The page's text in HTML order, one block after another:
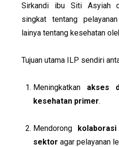
Sirkandi ibu Siti Asyiah
singkat tentang
lainya tentang kesehatan
Tujuan utama ILP sendiri
Meningkatkan akses
kesehatan primer.
Mendorong
sektor agar pelayanan